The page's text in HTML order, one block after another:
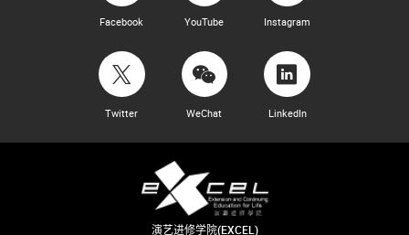
Facebook YouTube Instagram
Twitter WeChat LinkedIn
演艺进修学院(EXCEL)